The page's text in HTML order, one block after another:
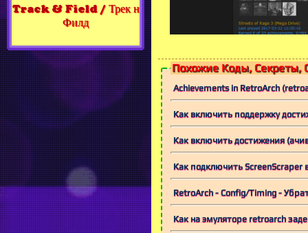
Track & Field / Трек н
Филд
Похожие Коды, Секреты,
Achievements in RetroArch
Как включить поддержку
Как включить достижения
Как подключить ScreenScraper
RetroArch - Config/Timing -
Как на эмуляторе retroarch